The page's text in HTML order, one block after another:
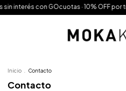
interés con GOcuotas · 10% OFF por
Inicio Contacto
Contacto